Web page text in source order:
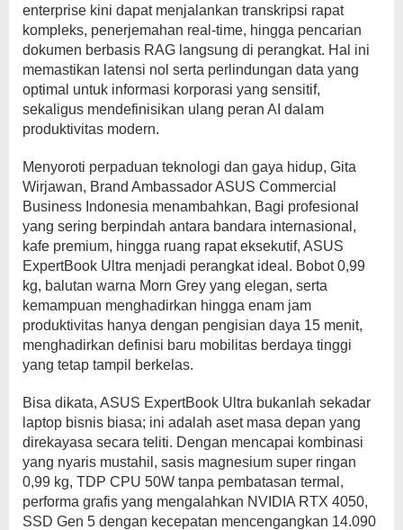
enterprise kini dapat menjalankan transkripsi rapat
kompleks, penerjemahan real-time, hingga pencarian
dokumen berbasis RAG langsung di perangkat. Hal ini
memastikan latensi nol serta perlindungan data yang
optimal untuk informasi korporasi yang sensitif,
sekaligus mendefinisikan ulang peran AI dalam
produktivitas modern.
Menyoroti perpaduan teknologi dan gaya hidup, Gita
Wirjawan, Brand Ambassador ASUS Commercial
Business Indonesia menambahkan, Bagi profesional
yang sering berpindah antara bandara internasional,
kafe premium, hingga ruang rapat eksekutif, ASUS
ExpertBook Ultra menjadi perangkat ideal. Bobot 0,99
kg, balutan warna Morn Grey yang elegan, serta
kemampuan menghadirkan hingga enam jam
produktivitas hanya dengan pengisian daya 15 menit,
menghadirkan definisi baru mobilitas berdaya tinggi
yang tetap tampil berkelas.
Bisa dikata, ASUS ExpertBook Ultra bukanlah sekadar
laptop bisnis biasa; ini adalah aset masa depan yang
direkayasa secara teliti. Dengan mencapai kombinasi
yang nyaris mustahil, sasis magnesium super ringan
0,99 kg, TDP CPU 50W tanpa pembatasan termal,
performa grafis yang mengalahkan NVIDIA RTX 4050,
SSD Gen 5 dengan kecepatan mencengangkan 14.090